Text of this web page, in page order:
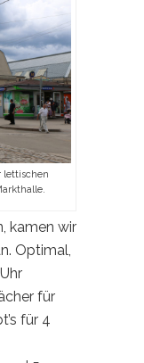
lettischen
kamen wir
Optimal,
für
für 4